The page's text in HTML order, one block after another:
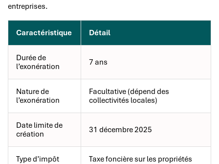
entreprises.
Caractéristique Détail
Durée de
l’exonération
7 ans
Nature de
l’exonération
Facultative (dépend des
collectivités locales)
Date limite de
création
31 décembre 2025
Type d’impôt
Taxe foncière sur les propriétés